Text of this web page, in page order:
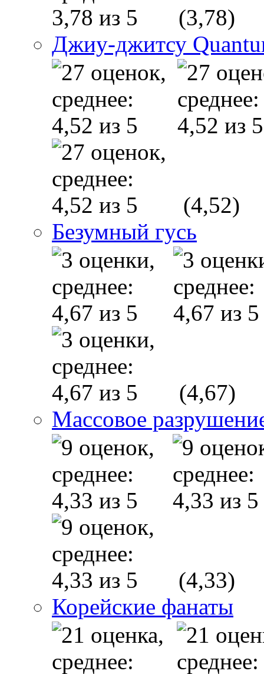
(3,78)
Джиу-джитсу
(4,52)
Безумный гусь
(4,67)
Массовое
(4,33)
Корейские фанаты